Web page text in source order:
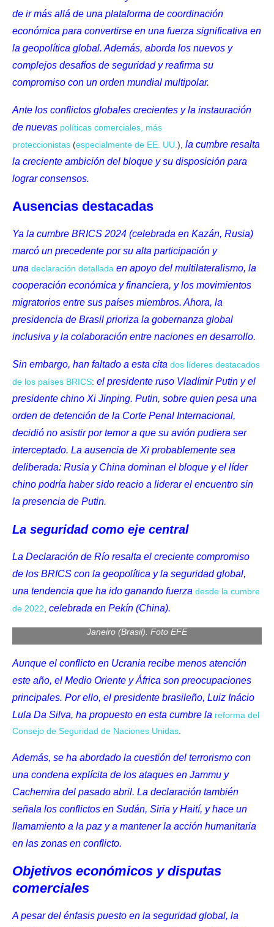
de ir más allá de una plataforma de coordinación
económica para convertirse en una fuerza significativa en
la geopolítica global. Además, aborda los nuevos y
complejos desafíos de seguridad y reafirma su
compromiso con un orden mundial multipolar.
Ante los conflictos globales crecientes y la instauración
de nuevas políticas comerciales, más
proteccionistas (especialmente de EE. UU.), la cumbre resalta
la creciente ambición del bloque y su disposición para
lograr consensos.
Ausencias destacadas
Ya la cumbre BRICS 2024 (celebrada en Kazán, Rusia)
marcó un precedente por su alta participación y
una declaración detallada en apoyo del multilateralismo, la
cooperación económica y financiera, y los movimientos
migratorios entre sus países miembros. Ahora, la
presidencia de Brasil prioriza la gobernanza global
inclusiva y la colaboración entre naciones en desarrollo.
Sin embargo, han faltado a esta cita dos líderes destacados
de los países BRICS: el presidente ruso Vladímir Putin y el
presidente chino Xi Jinping. Putin, sobre quien pesa una
orden de detención de la Corte Penal Internacional,
decidió no asistir por temor a que su avión pudiera ser
interceptado. La ausencia de Xi probablemente sea
deliberada: Rusia y China dominan el bloque y el líder
chino podría haber sido reacio a liderar el encuentro sin
la presencia de Putin.
La seguridad como eje central
La Declaración de Río resalta el creciente compromiso
de los BRICS con la geopolítica y la seguridad global,
una tendencia que ha ido ganando fuerza desde la cumbre
de 2022, celebrada en Pekín (China).
El presidente de Brasil, Luiz Inácio Lula da Silva, participa
Janeiro (Brasil). Foto EFE
Aunque el conflicto en Ucrania recibe menos atención
este año, el Medio Oriente y África son preocupaciones
principales. Por ello, el presidente brasileño, Luiz Inácio
Lula Da Silva, ha propuesto en esta cumbre la reforma del
Consejo de Seguridad de Naciones Unidas.
Además, se ha abordado la cuestión del terrorismo con
una condena explícita de los ataques en Jammu y
Cachemira del pasado abril. La declaración también
señala los conflictos en Sudán, Siria y Haití, y hace un
llamamiento a la paz y a mantener la acción humanitaria
en las zonas en conflicto.
Objetivos económicos y disputas
comerciales
A pesar del énfasis puesto en la seguridad global, la